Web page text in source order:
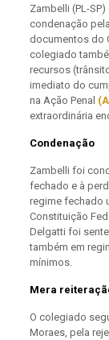
Zambelli (PL-
condenação
documentos do
colegiado
recursos
imediato do
na Ação Penal
extraordinária
Condenação
Zambelli foi
fechado e à
regime fechado
Constituição
Delgatti foi
também em
mínimos.
Mera
O colegiado
Moraes, pela